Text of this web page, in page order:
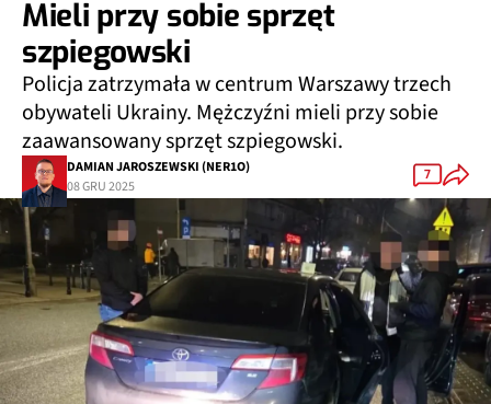
Mieli przy sobie sprzęt
szpiegowski
Policja zatrzymała w centrum Warszawy trzech
obywateli Ukrainy. Mężczyźni mieli przy sobie
zaawansowany sprzęt szpiegowski.
DAMIAN JAROSZEWSKI (NER1O)
08 GRU 2025
7